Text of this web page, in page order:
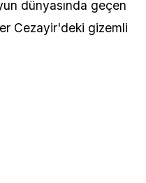
dünyasında geçen
Cezayir'deki gizemli